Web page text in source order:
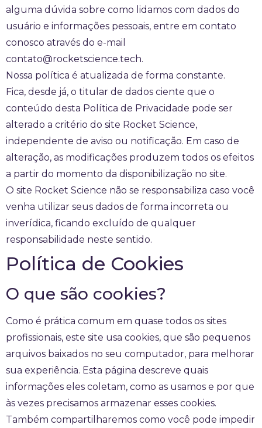
alguma dúvida sobre como lidamos com dados do
usuário e informações pessoais, entre em contato
conosco através do e-mail
contato@rocketscience.tech.
Nossa política é atualizada de forma constante.
Fica, desde já, o titular de dados ciente que o
conteúdo desta Política de Privacidade pode ser
alterado a critério do site Rocket Science,
independente de aviso ou notificação. Em caso de
alteração, as modificações produzem todos os efeitos
a partir do momento da disponibilização no site.
O site Rocket Science não se responsabiliza caso você
venha utilizar seus dados de forma incorreta ou
inverídica, ficando excluído de qualquer
responsabilidade neste sentido.
Política de Cookies
O que são cookies?
Como é prática comum em quase todos os sites
profissionais, este site usa cookies, que são pequenos
arquivos baixados no seu computador, para melhorar
sua experiência. Esta página descreve quais
informações eles coletam, como as usamos e por que
às vezes precisamos armazenar esses cookies.
Também compartilharemos como você pode impedir